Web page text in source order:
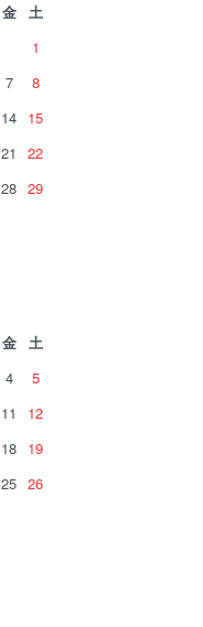
金
土
1
7
8
14 15
21
22
28 29
金
土
4
5
11
12
18 19
25 26